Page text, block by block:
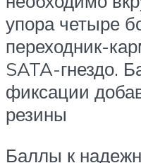
упора четыре
переходник-
SATA-гнездо.
фиксации
резины
Баллы к